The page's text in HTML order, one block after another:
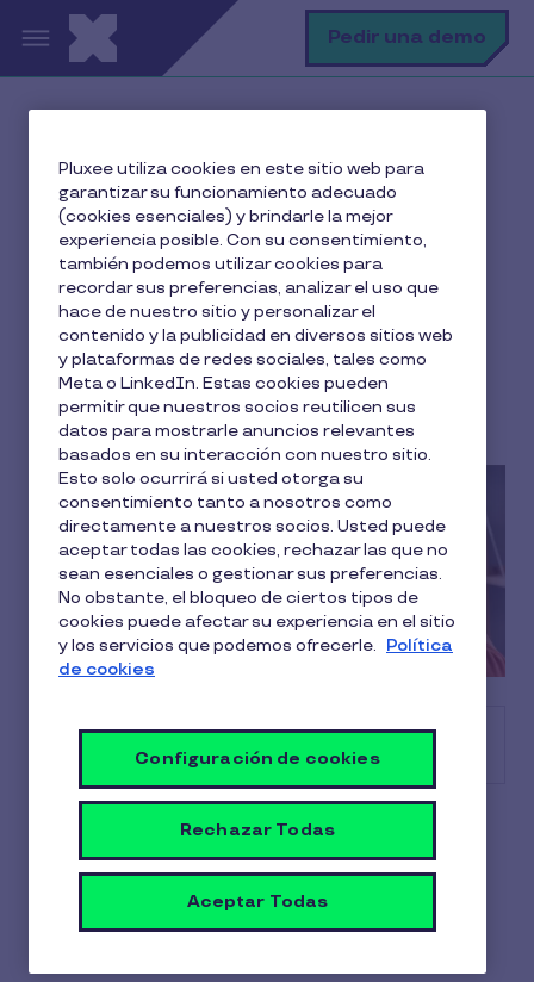
Pasar al contenido principal Pedir una demo
Gestión RRHH
Días hábiles: qué son y cómo se computan
Días hábiles: qué son y
cómo se computan
4 min de lectura 8 Octubre 2025
Tabla de contenido
Conocer el significado de los días hábiles,
cuántos hay o cómo calcularlos es, en el
ámbito laboral en España, un punto de
partida importante. Lo es para los
Pluxee utiliza cookies en este sitio web para
garantizar su funcionamiento adecuado
(cookies esenciales) y brindarle la mejor
experiencia posible. Con su consentimiento,
también podemos utilizar cookies para
recordar sus preferencias, analizar el uso que
hace de nuestro sitio y personalizar el
contenido y la publicidad en diversos sitios web
y plataformas de redes sociales, tales como
Meta o LinkedIn. Estas cookies pueden
permitir que nuestros socios reutilicen sus
datos para mostrarle anuncios relevantes
basados en su interacción con nuestro sitio.
Esto solo ocurrirá si usted otorga su
consentimiento tanto a nosotros como
directamente a nuestros socios. Usted puede
aceptar todas las cookies, rechazar las que no
sean esenciales o gestionar sus preferencias.
No obstante, el bloqueo de ciertos tipos de
cookies puede afectar su experiencia en el sitio
y los servicios que podemos ofrecerle. Política
de cookies
Configuración de cookies
Rechazar Todas
Aceptar Todas